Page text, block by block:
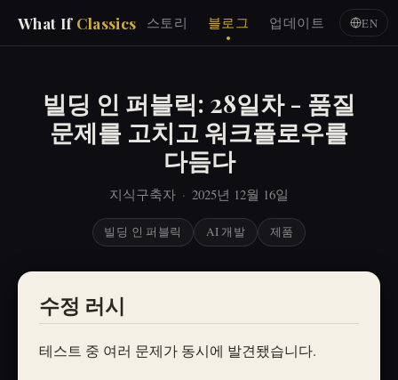
What If Classics 스토리 블로그 업데이트 EN
빌딩 인 퍼블릭: 28일차 - 품질
문제를 고치고 워크플로우를
다듬다
지식구축자 · 2025년 12월 16일
빌딩 인 퍼블릭 AI 개발 제품
수정 러시
테스트 중 여러 문제가 동시에 발견됐습니다.